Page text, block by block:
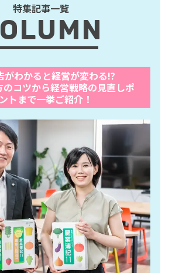
特集記事一覧
がわかると経営が変わる!?
のコツから経営戦略の見直しポ
トまで一挙ご紹介！